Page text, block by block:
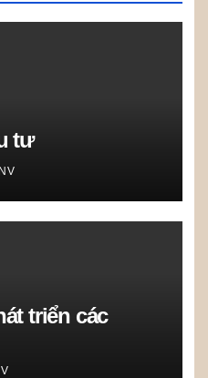
tư
triển các